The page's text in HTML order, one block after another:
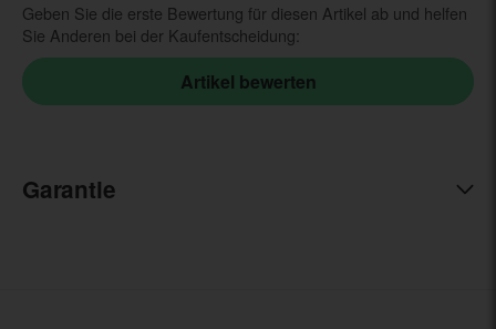
Geben Sie die erste Bewertung für diesen Artikel ab und helfen
Sie Anderen bei der Kaufentscheidung:
Garantie